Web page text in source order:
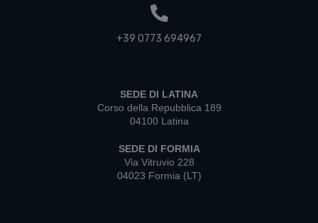
+39 0773 694967
SEDE DI LATINA
Corso della Repubblica 189
04100 Latina
SEDE DI FORMIA
Via Vitruvio 228
04023 Formia (LT)